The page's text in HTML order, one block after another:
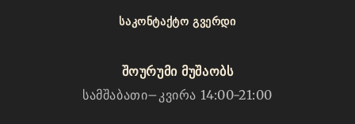
ᲡᲐᲙᲝᲜᲢᲐᲥᲢᲝ ᲒᲕᲔᲠᲓᲘ
შოურუმი მუშაობს
სამშაბათი–კვირა 14:00-21:00